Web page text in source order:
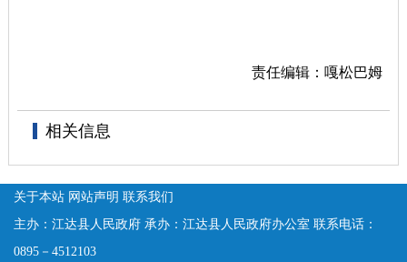
责任编辑：嘎松巴姆
相关信息
关于本站 网站声明 联系我们
主办：江达县人民政府 承办：江达县人民政府办公室 联系电话：
0895－4512103